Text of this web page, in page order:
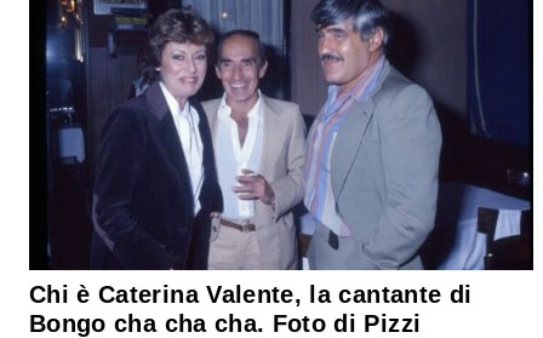
Chi è Caterina Valente, la cantante di
Bongo cha cha cha. Foto di Pizzi